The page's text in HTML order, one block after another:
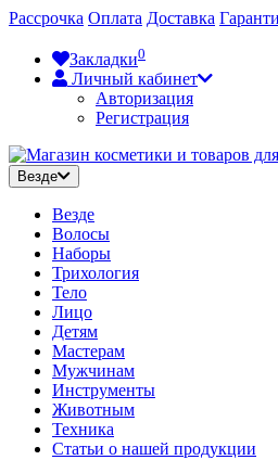
Рассрочка Оплата Доставка
Закладки0
Личный кабинет
Авторизация
Регистрация
Везде
Везде
Волосы
Наборы
Трихология
Тело
Лицо
Детям
Мастерам
Мужчинам
Инструменты
Животным
Техника
Статьи о нашей продукции